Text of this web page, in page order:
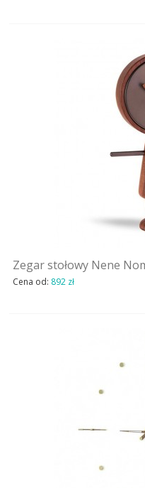
Zegar stołowy Nene
Cena od: 892 zł